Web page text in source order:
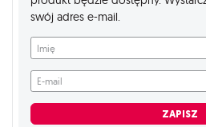
swój adres e-mail.
Imię
E-mail
ZAPISZ